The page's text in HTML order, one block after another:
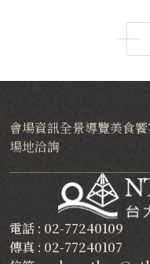
會場資訊全景導覽美食
場地洽詢
電話 : 02-77240109
傳真 : 02-77240107